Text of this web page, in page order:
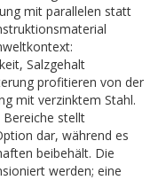
mit parallelen statt
Salzgehalt
profitieren von der
mit verzinktem Stahl.
stellt
dar, während es
beibehält. Die
werden; eine